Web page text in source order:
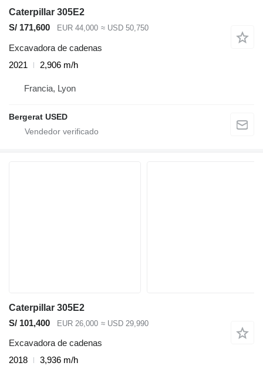
Caterpillar 305E2
S/ 171,600
EUR 44,000 ≈ USD 50,750
Excavadora de cadenas
2021
2,906 m/h
Francia, Lyon
Bergerat USED
Caterpillar 305E2
S/ 101,400
EUR 26,000 ≈ USD 29,990
Excavadora de cadenas
2018
3,936 m/h